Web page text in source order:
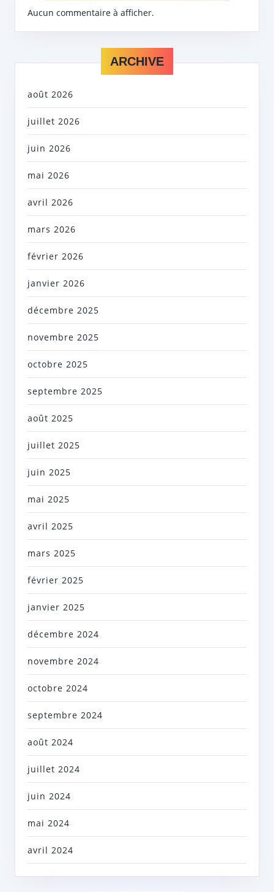
Aucun commentaire à afficher.
ARCHIVE
août 2026
juillet 2026
juin 2026
mai 2026
avril 2026
mars 2026
février 2026
janvier 2026
décembre 2025
novembre 2025
octobre 2025
septembre 2025
août 2025
juillet 2025
juin 2025
mai 2025
avril 2025
mars 2025
février 2025
janvier 2025
décembre 2024
novembre 2024
octobre 2024
septembre 2024
août 2024
juillet 2024
juin 2024
mai 2024
avril 2024